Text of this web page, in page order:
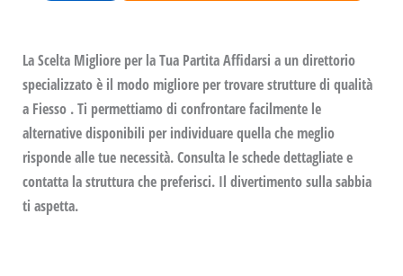
La Scelta Migliore per la Tua Partita Affidarsi a un direttorio
specializzato è il modo migliore per trovare strutture di qualità
a Fiesso . Ti permettiamo di confrontare facilmente le
alternative disponibili per individuare quella che meglio
risponde alle tue necessità. Consulta le schede dettagliate e
contatta la struttura che preferisci. Il divertimento sulla sabbia
ti aspetta.